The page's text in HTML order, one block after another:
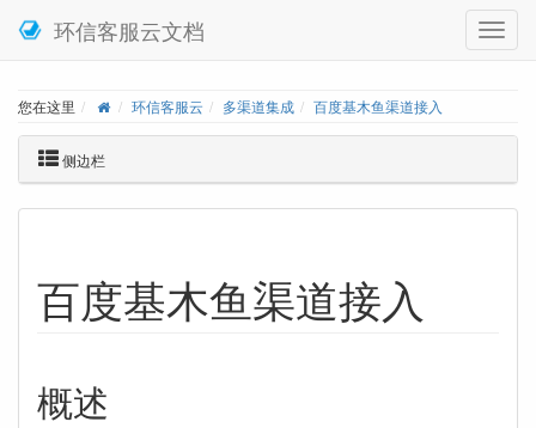
环信客服云文档
您在这里 环信客服云 多渠道集成 百度基木鱼渠道接入
侧边栏
百度基木鱼渠道接入
概述